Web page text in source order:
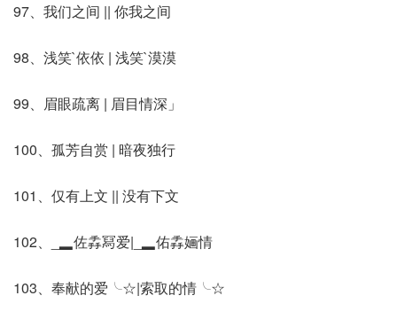
97、我们之间 || 你我之间
98、浅笑`依依 | 浅笑`漠漠
99、眉眼疏离 | 眉目情深」
100、孤芳自赏 | 暗夜独行
101、仅有上文 || 没有下文
102、_▂佐掱冩爱|_▂佑掱婳情
103、奉献的爱╰☆|索取的情╰☆